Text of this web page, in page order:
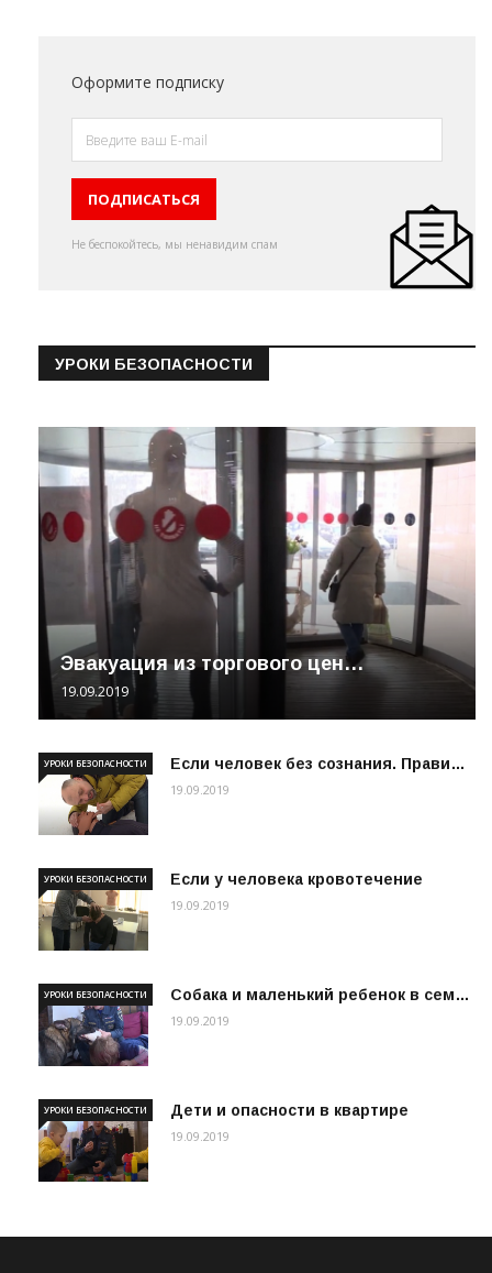
Оформите подписку
Не беспокойтесь, мы ненавидим спам
УРОКИ БЕЗОПАСНОСТИ
Эвакуация из торгового цен…
19.09.2019
Если человек без сознания. Прави…
УРОКИ БЕЗОПАСНОСТИ
19.09.2019
Если у человека кровотечение
УРОКИ БЕЗОПАСНОСТИ
19.09.2019
Собака и маленький ребенок в сем…
УРОКИ БЕЗОПАСНОСТИ
19.09.2019
Дети и опасности в квартире
УРОКИ БЕЗОПАСНОСТИ
19.09.2019